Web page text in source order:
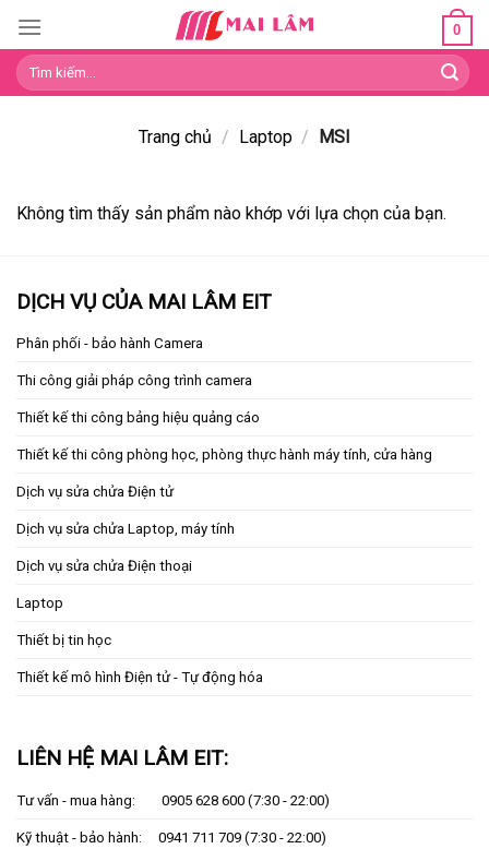
content
0
Tìm
kiếm:
Trang chủ / Laptop / MSI
Không tìm thấy sản phẩm nào khớp với lựa chọn của bạn.
DỊCH VỤ CỦA MAI LÂM EIT
Phân phối - bảo hành Camera
Thi công giải pháp công trình camera
Thiết kế thi công bảng hiệu quảng cáo
Thiết kế thi công phòng học, phòng thực hành máy tính, cửa hàng
Dịch vụ sửa chửa Điện tử
Dịch vụ sửa chửa Laptop, máy tính
Dịch vụ sửa chửa Điện thoại
Laptop
Thiết bị tin học
Thiết kế mô hình Điện tử - Tự động hóa
LIÊN HỆ MAI LÂM EIT:
Tư vấn - mua hàng: 0905 628 600 (7:30 - 22:00)
Kỹ thuật - bảo hành: 0941 711 709 (7:30 - 22:00)